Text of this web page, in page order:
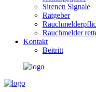
Sirenen Signale
Ratgeber
Rauchmelder
Kontakt
Beitritt